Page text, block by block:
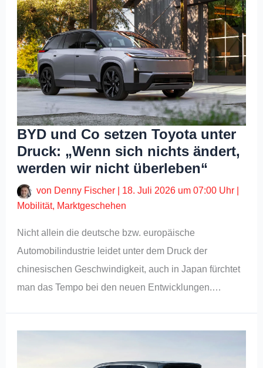
BYD und Co setzen Toyota unter
Druck: „Wenn sich nichts ändert,
werden wir nicht überleben“
von Denny Fischer 18. Juli 2026 um 07:00 Uhr
Mobilität, Marktgeschehen
Nicht allein die deutsche bzw. europäische
Automobilindustrie leidet unter dem Druck der
chinesischen Geschwindigkeit, auch in Japan fürchtet
man das Tempo bei den neuen Entwicklungen.…